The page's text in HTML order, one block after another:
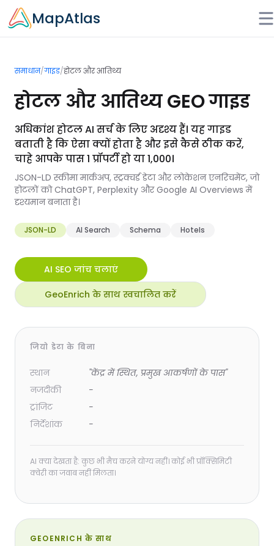
Skip to main content
MapAtlas
समाधान/गाइड/होटल और आतिथ्य
होटल और आतिथ्य GEO गाइड
अधिकांश होटल AI सर्च के लिए अदृश्य हैं। यह गाइड
बताती है कि ऐसा क्यों होता है और इसे कैसे ठीक करें,
चाहे आपके पास 1 प्रॉपर्टी हो या 1,000।
JSON-LD स्कीमा मार्कअप, स्ट्रक्चर्ड डेटा और लोकेशन एनरिचमेंट, जो
होटलों को ChatGPT, Perplexity और Google AI Overviews में
दृश्यमान बनाता है।
JSON-LD AI Search Schema Hotels
AI SEO जांच चलाएं
GeoEnrich के साथ स्वचालित करें
जियो डेटा के बिना
स्थान
"केंद्र में स्थित, प्रमुख आकर्षणों के पास"
नजदीकी
-
ट्रांजिट
-
निर्देशांक
-
AI क्या देखता है: कुछ भी मैच करने योग्य नहीं। कोई भी प्रॉक्सिमिटी
क्वेरी का जवाब नहीं मिलता।
GEOENRICH के साथ